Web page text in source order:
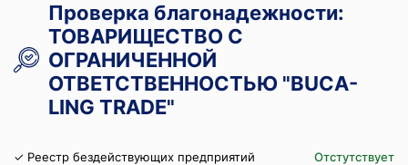
Проверка благонадежности:
ТОВАРИЩЕСТВО С
ОГРАНИЧЕННОЙ
ОТВЕТСТВЕННОСТЬЮ "BUCA-
LING TRADE"
✓ Реестр бездействующих предприятий
Отстутствует